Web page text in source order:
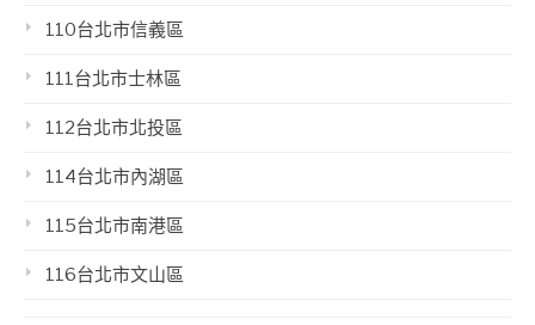
110台北市信義區
111台北市士林區
112台北市北投區
114台北市內湖區
115台北市南港區
116台北市文山區